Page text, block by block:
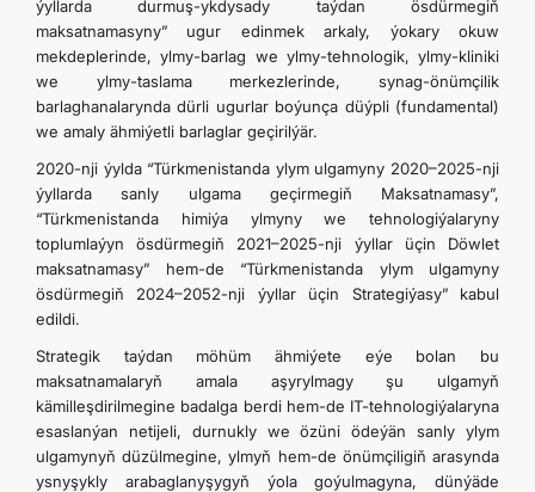
ýyllarda durmuş-ykdysady taýdan ösdürmegiň
maksatnamasyny” ugur edinmek arkaly, ýokary okuw
mekdeplerinde, ylmy-barlag we ylmy-tehnologik, ylmy-kliniki
we ylmy-taslama merkezlerinde, synag-önümçilik
barlaghanalarynda dürli ugurlar boýunça düýpli (fundamental)
we amaly ähmiýetli barlaglar geçirilýär.
2020-nji ýylda “Türkmenistanda ylym ulgamyny 2020–2025-nji
ýyllarda sanly ulgama geçirmegiň Maksatnamasy”,
“Türkmenistanda himiýa ylmyny we tehnologiýalaryny
toplumlaýyn ösdürmegiň 2021–2025-nji ýyllar üçin Döwlet
maksatnamasy” hem-de “Türkmenistanda ylym ulgamyny
ösdürmegiň 2024–2052-nji ýyllar üçin Strategiýasy” kabul
edildi.
Strategik taýdan möhüm ähmiýete eýe bolan bu
maksatnamalaryň amala aşyrylmagy şu ulgamyň
kämilleşdirilmegine badalga berdi hem-de IT-tehnologiýalaryna
esaslanýan netijeli, durnukly we özüni ödeýän sanly ylym
ulgamynyň düzülmegine, ylmyň hem-de önümçiligiň arasynda
ysnyşykly arabaglanyşygyň ýola goýulmagyna, dünýäde